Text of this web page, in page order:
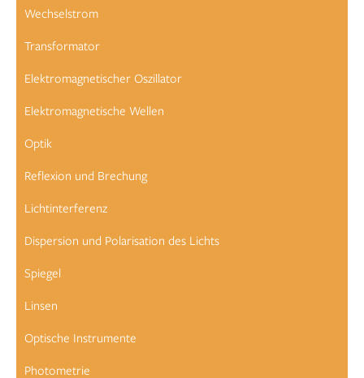
Wechselstrom
Transformator
Elektromagnetischer Oszillator
Elektromagnetische Wellen
Optik
Reflexion und Brechung
Lichtinterferenz
Dispersion und Polarisation des Lichts
Spiegel
Linsen
Optische Instrumente
Photometrie